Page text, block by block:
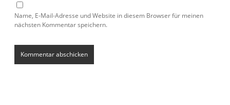
Name, E-Mail-Adresse und Website in diesem Browser für meinen
nächsten Kommentar speichern.